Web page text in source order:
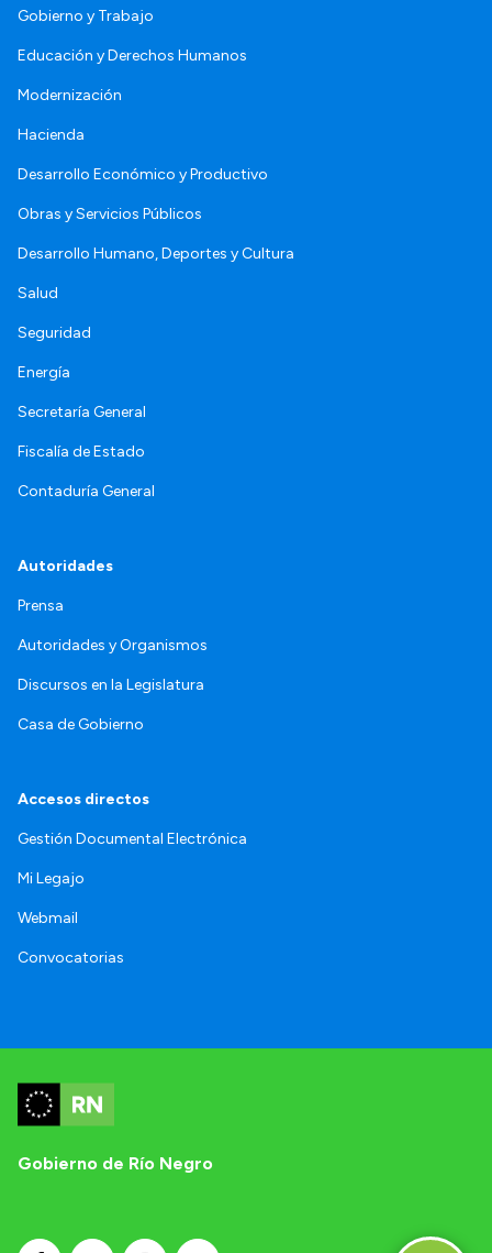
Gobierno y Trabajo
Educación y Derechos Humanos
Modernización
Hacienda
Desarrollo Económico y Productivo
Obras y Servicios Públicos
Desarrollo Humano, Deportes y Cultura
Salud
Seguridad
Energía
Secretaría General
Fiscalía de Estado
Contaduría General
Autoridades
Prensa
Autoridades y Organismos
Discursos en la Legislatura
Casa de Gobierno
Accesos directos
Gestión Documental Electrónica
Mi Legajo
Webmail
Convocatorias
Gobierno de Río Negro